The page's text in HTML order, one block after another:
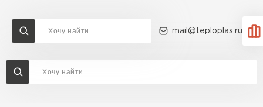
mail@teploplas.ru
Доставка и оплата